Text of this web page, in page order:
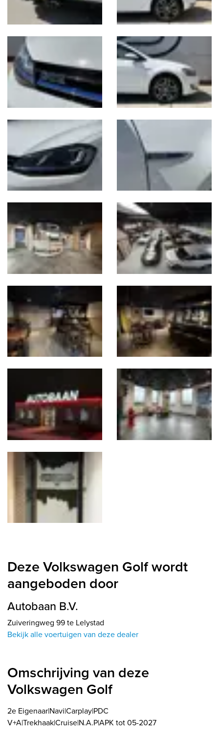
Deze Volkswagen Golf wordt
aangeboden door
Autobaan B.V.
Zuiveringweg 99 te Lelystad
Bekijk alle voertuigen van deze dealer
Omschrijving van deze
Volkswagen Golf
2e Eigenaar|Navi|Carplay|PDC
V+A|Trekhaak|Cruise|N.A.P|APK tot 05-2027